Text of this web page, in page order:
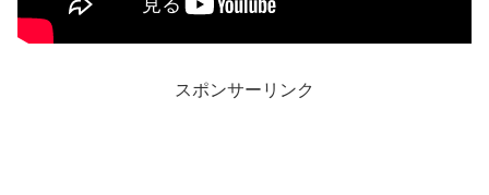
スポンサーリンク